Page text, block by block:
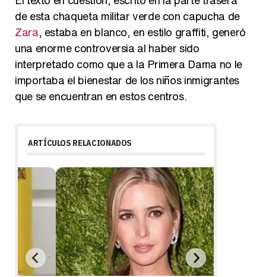
de esta chaqueta militar verde con capucha de
Zara, estaba en blanco, en estilo graffiti, generó
una enorme controversia al haber sido
interpretado como que a la Primera Dama no le
importaba el bienestar de los niños inmigrantes
que se encuentran en estos centros.
ARTÍCULOS RELACIONADOS